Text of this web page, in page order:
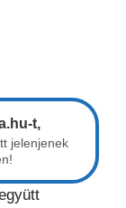
t,
jelenjenek